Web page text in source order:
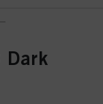
Dark